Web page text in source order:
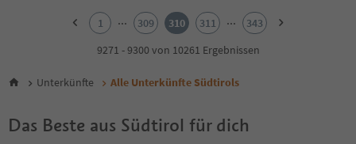
6
9
1 ... 309 310 311 ...
343
9271 - 9300 von 10261 Ergebnissen
Unterkünfte Alle Unterkünfte Südtirols
Das Beste aus Südtirol für dich